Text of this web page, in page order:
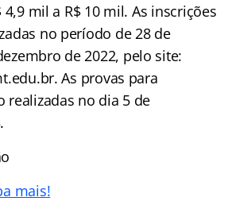
mil a R$ 10 mil. As inscrições
no período de 28 de
de 2022, pelo site:
As provas para
realizadas no dia 5 de
mais!